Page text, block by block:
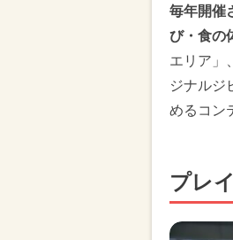
毎年開催
び・食の
エリア」
ジナルジ
めるコン
プレ